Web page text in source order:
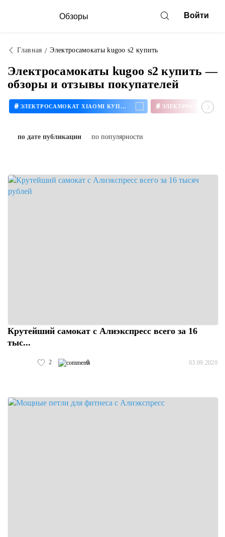
Обзоры Войти
Главная Электросамокаты kugoo s2 купить
Электросамокаты kugoo s2 купить —
обзоры и отзывы покупателей
# ЭЛЕКТРОСАМОКАТ XIAOMI КУПИТЬ #
по дате публикации по популярности
Крутейший самокат с Алиэкспресс всего за 16
тыс...
2 0 03.09.2020